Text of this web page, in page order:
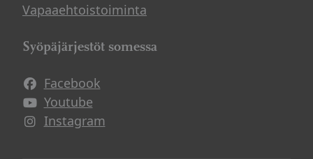
Vapaaehtoistoiminta
Syöpäjärjestöt somessa
Facebook
Avautuu uuteen ikkunaan
Youtube
Avautuu uuteen ikkunaan
Instagram
Avautuu uuteen ikkunaan